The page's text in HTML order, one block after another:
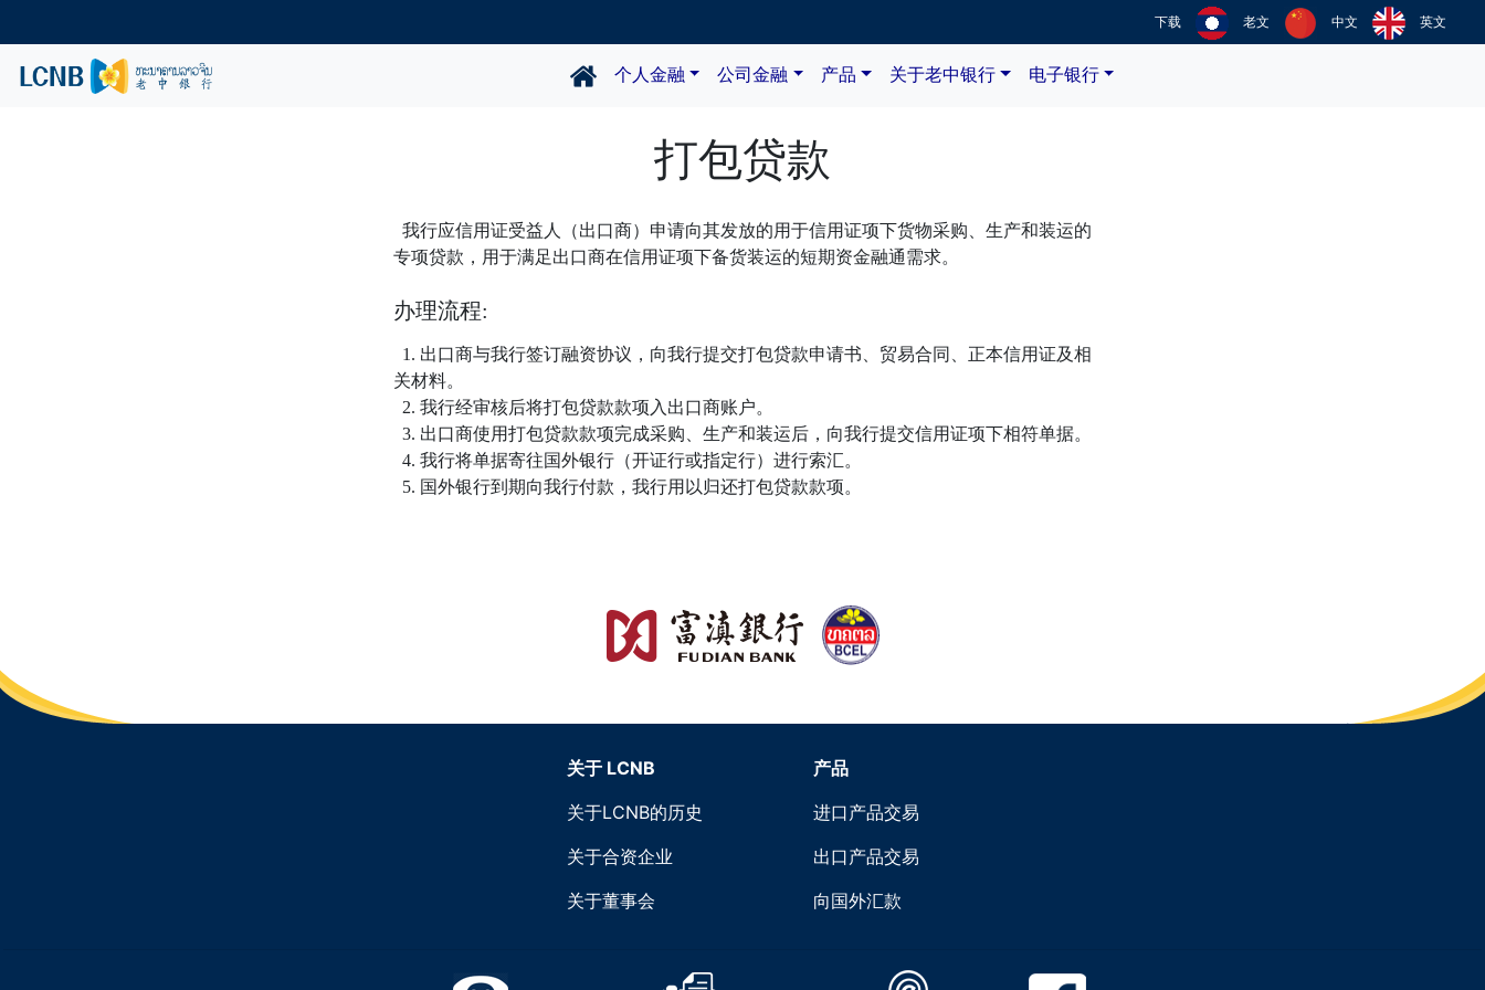
下载 老文 中文 英文
个人金融 公司金融 产品 关于老中银行 电子银行
打包贷款
我行应信用证受益人（出口商）申请向其发放的用于信用证项下货物采购、生产和装运的
专项贷款，用于满足出口商在信用证项下备货装运的短期资金融通需求。
办理流程:
1. 出口商与我行签订融资协议，向我行提交打包贷款申请书、贸易合同、正本信用证及相
关材料。
2. 我行经审核后将打包贷款款项入出口商账户。
3. 出口商使用打包贷款款项完成采购、生产和装运后，向我行提交信用证项下相符单据。
4. 我行将单据寄往国外银行（开证行或指定行）进行索汇。
5. 国外银行到期向我行付款，我行用以归还打包贷款款项。
关于 LCNB
关于LCNB的历史
关于合资企业
关于董事会
产品
进口产品交易
出口产品交易
向国外汇款